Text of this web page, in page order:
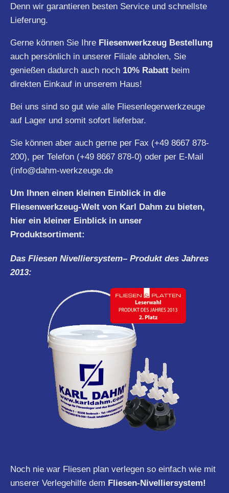
Denn wir garantieren besten Service und schnellste
Lieferung.
Gerne können Sie Ihre Fliesenwerkzeug Bestellung
auch persönlich in unserer Filiale abholen, Sie
genießen dadurch auch noch 10% Rabatt beim
direkten Einkauf in unserem Haus!
Bei uns sind so gut wie alle Fliesenlegerwerkzeuge
auf Lager und somit sofort lieferbar.
Sie können aber auch gerne per Fax (+49 8667 878-
200), per Telefon (+49 8667 878-0) oder per E-Mail
(info@dahm-werkzeuge.de
Um Ihnen einen kleinen Einblick in die
Fliesenwerkzeug-Welt von Karl Dahm zu bieten,
hier ein kleiner Einblick in unser
Produktsortiment:
Das Fliesen Nivelliersystem– Produkt des Jahres
2013:
Noch nie war Fliesen plan verlegen so einfach wie mit
unserer Verlegehilfe dem Fliesen-Nivelliersystem!